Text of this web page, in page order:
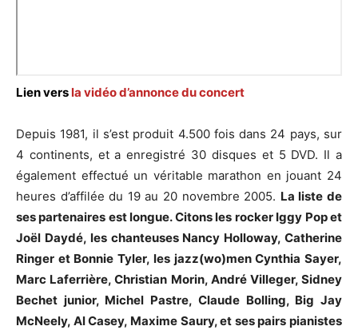
Lien vers la vidéo d’annonce du concert
Depuis 1981, il s’est produit 4.500 fois dans 24 pays, sur
4 continents, et a enregistré 30 disques et 5 DVD. Il a
également effectué un véritable marathon en jouant 24
heures d’affilée du 19 au 20 novembre 2005. La liste de
ses partenaires est longue. Citons les rocker Iggy Pop et
Joël Daydé, les chanteuses Nancy Holloway, Catherine
Ringer et Bonnie Tyler, les jazz(wo)men Cynthia Sayer,
Marc Laferrière, Christian Morin, André Villeger, Sidney
Bechet junior, Michel Pastre, Claude Bolling, Big Jay
McNeely, Al Casey, Maxime Saury, et ses pairs pianistes